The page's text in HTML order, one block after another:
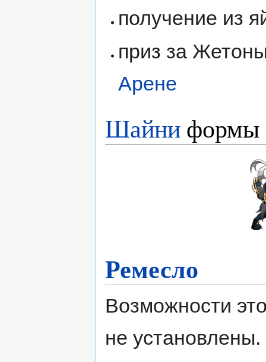
получение из
приз за
Арене
Шайниформы
Ремесло
Возможности
не установлены.